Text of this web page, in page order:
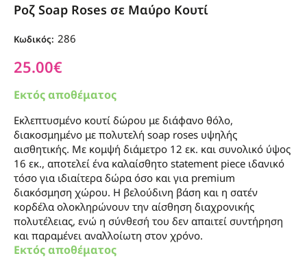
Ροζ Soap Roses σε Μαύρο Κουτί
Κωδικός: 286
25.00€
Εκτός αποθέματος
Εκλεπτυσμένο κουτί δώρου με διάφανο θόλο,
διακοσμημένο με πολυτελή soap roses υψηλής
αισθητικής. Με κομψή διάμετρο 12 εκ. και συνολικό ύψος
16 εκ., αποτελεί ένα καλαίσθητο statement piece ιδανικό
τόσο για ιδιαίτερα δώρα όσο και για premium
διακόσμηση χώρου. Η βελούδινη βάση και η σατέν
κορδέλα ολοκληρώνουν την αίσθηση διαχρονικής
πολυτέλειας, ενώ η σύνθεσή του δεν απαιτεί συντήρηση
και παραμένει αναλλοίωτη στον χρόνο.
Εκτός αποθέματος